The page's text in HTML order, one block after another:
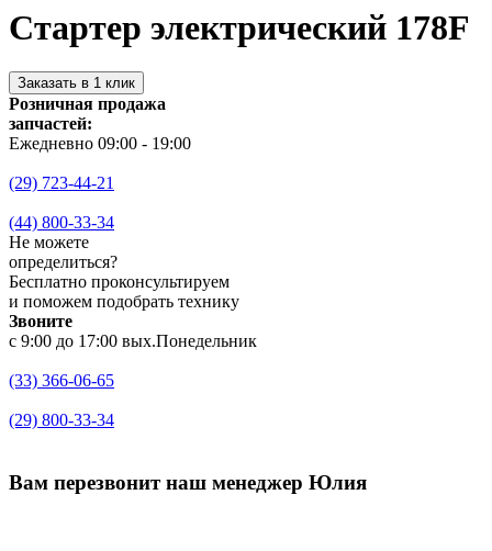
Стартер электрический 178F
Заказать в 1 клик
Розничная продажа
запчастей:
Ежедневно 09:00 - 19:00
(29) 723-44-21
(44) 800-33-34
Не можете
определиться?
Бесплатно проконсультируем
и поможем подобрать технику
Звоните
с 9:00 до 17:00 вых.Понедельник
(33) 366-06-65
(29) 800-33-34
Вам перезвонитнаш менеджер Юлия